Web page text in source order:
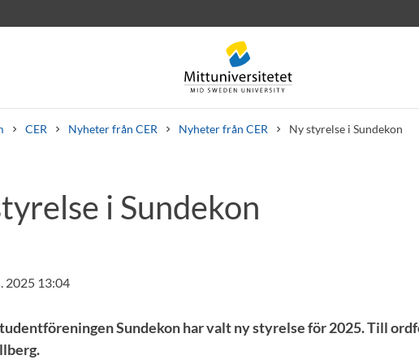
CER Nyheter från CER Nyheter från CER Ny styrelse i Sundekon
Personal Lediga jobb
i Sundekon
2025 13:04
Sundekon har valt ny styrelse för 2025. Till